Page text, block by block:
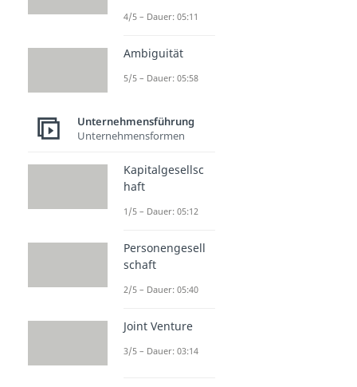
4/5 – Dauer: 05:11
Ambiguität
5/5 – Dauer: 05:58
Unternehmensführung
Unternehmensformen
Kapitalgesellsc
haft
1/5 – Dauer: 05:12
Personengesell
schaft
2/5 – Dauer: 05:40
Joint Venture
3/5 – Dauer: 03:14